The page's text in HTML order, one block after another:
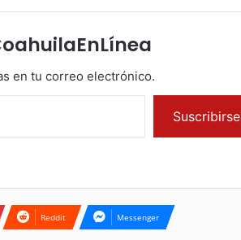
en tu correo electrónico.
Suscribirse
Reddit Messenger